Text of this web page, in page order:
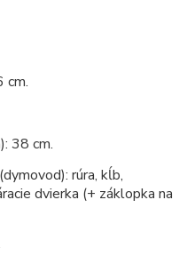
cm.
38 cm.
rúra, kĺb,
dvierka (+ záklopka na